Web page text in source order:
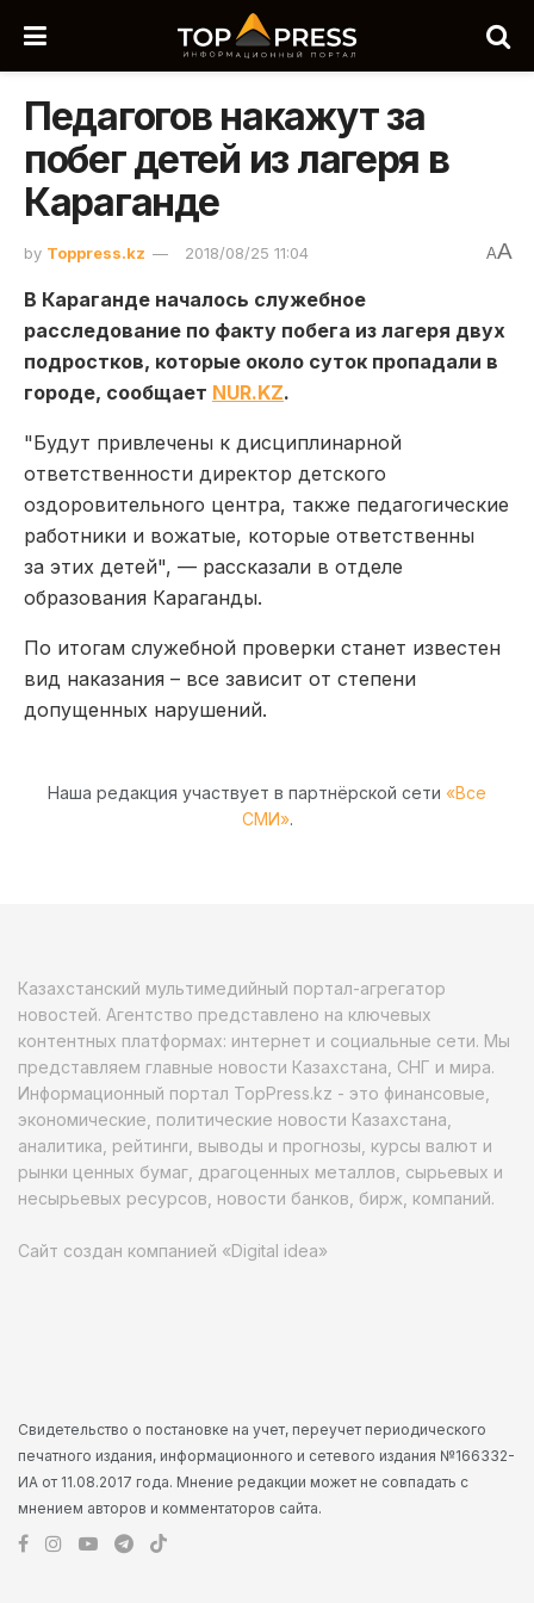
Педагогов накажут за
побег детей из лагеря в
Караганде
by Toppress.kz 2018/08/25 11:04 AA
В Караганде началось служебное
расследование по факту побега из лагеря двух
подростков, которые около суток пропадали в
городе, сообщает NUR.KZ.
"Будут привлечены к дисциплинарной
ответственности директор детского
оздоровительного центра, также педагогические
работники и вожатые, которые ответственны
за этих детей", — рассказали в отделе
образования Караганды.
По итогам служебной проверки станет известен
вид наказания – все зависит от степени
допущенных нарушений.
Наша редакция участвует в партнёрской сети «Все
СМИ».
Казахстанский мультимедийный портал-агрегатор
новостей. Агентство представлено на ключевых
контентных платформах: интернет и социальные сети. Мы
представляем главные новости Казахстана, СНГ и мира.
Информационный портал TopPress.kz - это финансовые,
экономические, политические новости Казахстана,
аналитика, рейтинги, выводы и прогнозы, курсы валют и
рынки ценных бумаг, драгоценных металлов, сырьевых и
несырьевых ресурсов, новости банков, бирж, компаний.
Сайт создан компанией «Digital idea»
Свидетельство о постановке на учет, переучет периодического
печатного издания, информационного и сетевого издания №166332-
ИА от 11.08.2017 года. Мнение редакции может не совпадать с
мнением авторов и комментаторов сайта.